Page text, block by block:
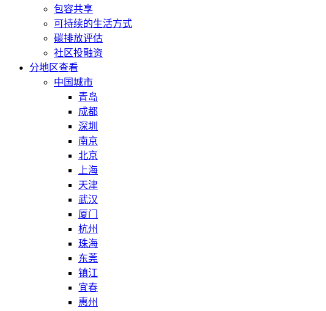
包容共享
可持续的生活方式
碳排放评估
社区投融资
分地区查看
中国城市
青岛
成都
深圳
南京
北京
上海
天津
武汉
厦门
杭州
珠海
东莞
镇江
宜春
惠州